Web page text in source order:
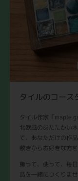
タイルのコース
タイル作家「maple
北欧風のあたたかい
て、あなただけの作
敷きからお好きな方を
飾って、使って、毎
品を一緒につくりま